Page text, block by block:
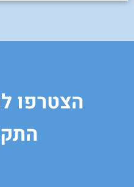
הצטרפו
התקשרו: